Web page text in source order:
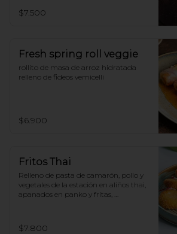
$7.500
Fresh spring roll veggie
rollito de masa de arroz hidratada
relleno de fideos vemicelli
$6.900
Fritos Thai
Relleno de pasta de camarón, pollo y
vegetales de la estación en aliños thai,
apanados en panko y fritas,
$7.800